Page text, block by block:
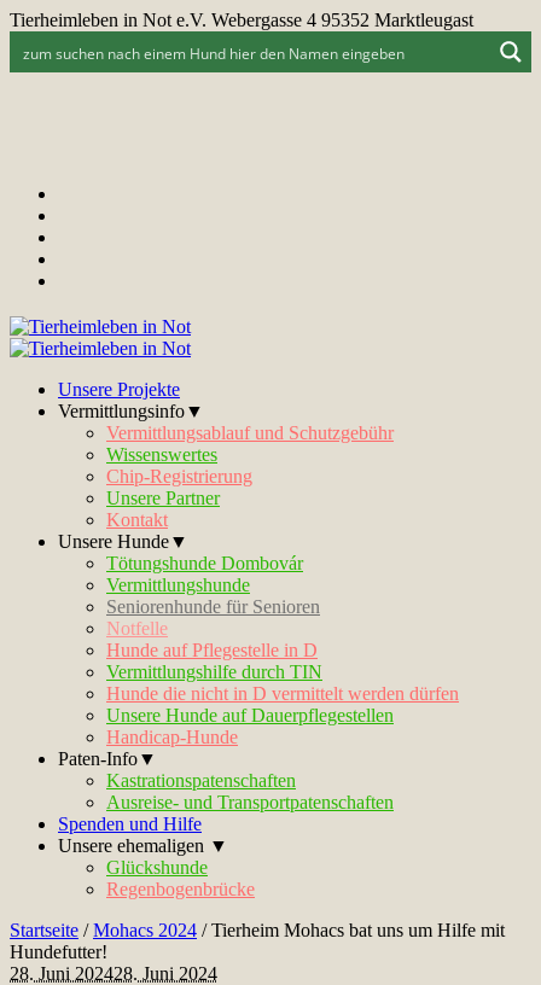
Tierheimleben in Not e.V. Webergasse 4 95352 Marktleugast
Unsere Projekte
Vermittlungsinfo▼
Vermittlungsablauf und Schutzgebühr
Wissenswertes
Chip-Registrierung
Unsere Partner
Kontakt
Unsere Hunde▼
Tötungshunde Dombovár
Vermittlungshunde
Seniorenhunde für Senioren
Notfelle
Hunde auf Pflegestelle in D
Vermittlungshilfe durch TIN
Hunde die nicht in D vermittelt werden dürfen
Unsere Hunde auf Dauerpflegestellen
Handicap-Hunde
Paten-Info▼
Kastrationspatenschaften
Ausreise- und Transportpatenschaften
Spenden und Hilfe
Unsere ehemaligen ▼
Glückshunde
Regenbogenbrücke
Startseite /Mohacs 2024 /Tierheim Mohacs bat uns um Hilfe mit
Hundefutter!
28. Juni 202428. Juni 2024